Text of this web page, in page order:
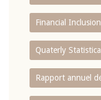
Financial
Quaterly
Rapport annuel